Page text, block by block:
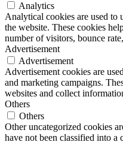
Analytics
Analytical cookies are used to
the website. These cookies
number of visitors, bounce
Advertisement
Advertisement
Advertisement cookies are
and marketing campaigns.
websites and collect
Others
Others
Other uncategorized cookies
have not been classified into a